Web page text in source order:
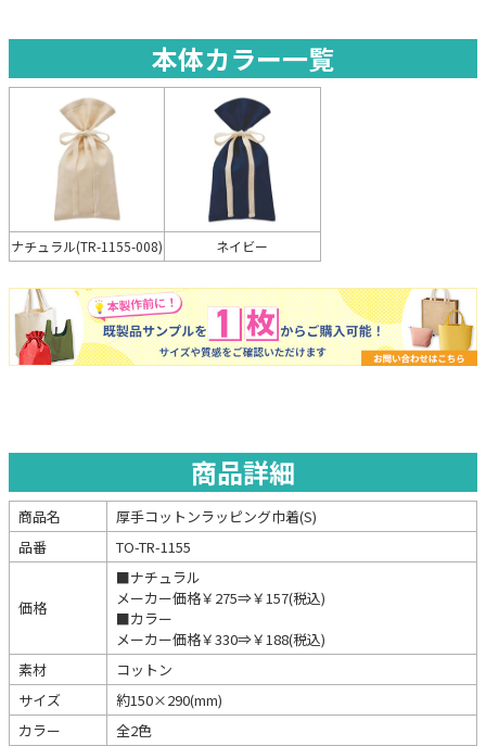
本体カラー一覧
ナチュラル(TR-1155-008) ネイビー
商品詳細
商品名
厚手コットンラッピング巾着(S)
品番
TO-TR-1155
価格
■ナチュラル
メーカー価格￥275⇒￥157(税込)
■カラー
メーカー価格￥330⇒￥188(税込)
素材
コットン
サイズ
約150×290(mm)
カラー
全2色